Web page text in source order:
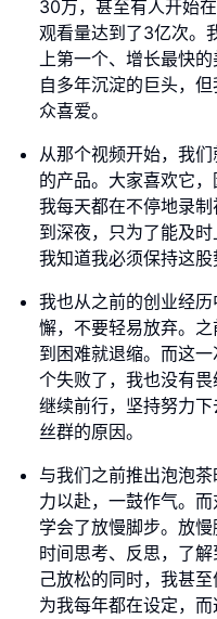
30万，甚至有人开始
观看量达到了3亿次。
上第一个、增长最快
自多年沉淀的巨头，
众喜爱。
从那个视频开始，我
的产品。大家喜欢它，
我每天都在不停地录
到深夜，只为了能及时
我知道我必须保持这股
我也从之前的创业经
懈，不要轻易放弃。
到困难就退缩。而这
个失败了，我也没有
继续前行，坚持努力
丝群的原因。
与我们之前推出泡泡
力以赴，一鼓作气。
学会了放慢脚步。放
时间思考、反思，了
己放松的同时，我甚
为我每年都在设定，而